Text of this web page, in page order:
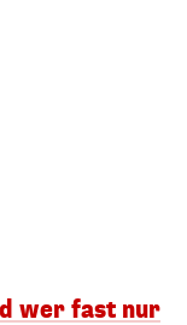
wer fast nur